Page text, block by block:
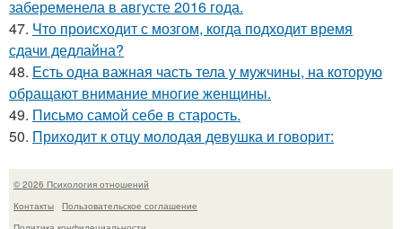
забеременела в августе 2016 года.
47. Что происходит с мозгом, когда подходит время
сдачи дедлайна?
48. Есть одна важная часть тела у мужчины, на которую
обращают внимание многие женщины.
49. Письмо самoй себе в старость.
50. Приходит к отцу молодая девушка и говорит:
© 2026 Психология отношений
Контакты
Пользовательское соглашение